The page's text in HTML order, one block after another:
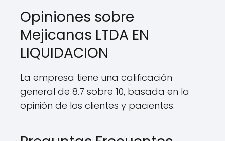
Opiniones sobre
Mejicanas LTDA EN
LIQUIDACION
La empresa tiene una calificación
general de 8.7 sobre 10, basada en la
opinión de los clientes y pacientes.